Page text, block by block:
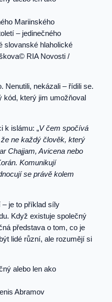
Mariinského
– jedinečného
slovanské hlaholické
RIA Novosti /
Nenutili, nekázali – řídili se.
kód, který jim umožňoval
k islámu: „V čem spočívá
ne každý člověk, který
Chajjam, Avicena nebo
Komunikují
se právě kolem
– je to příklad síly
Když existuje společný
představa o tom, co je
lidé různí, ale rozumějí si
Abramov